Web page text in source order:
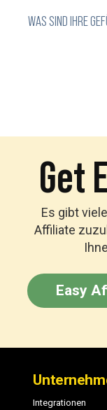
WAS SIND IHRE
Get
Es gibt
Affiliate
Easy
Integrationen